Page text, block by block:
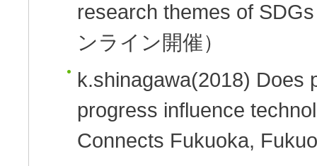
research themes of SDGs
ンライン開催）
k.shinagawa(2018) Does
progress influence
Connects Fukuoka,